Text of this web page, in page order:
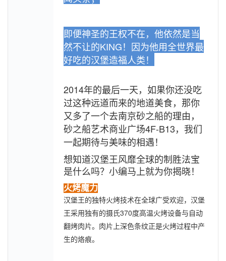
即便神圣的王权不在，他依然是当
然不让的KING ！因为他用全世界最
好吃的汉堡造福人类！
2014年的最后一天，如果你还没吃
过这种远道而来的地道美食，那你
又多了一个去南京砂之船的理由，
砂之船艺术商业广场4F-B13，我们
一起期待与美味的相遇！
想知道汉堡王风靡全球的制胜法宝
是什么吗？小编马上就为你揭晓！
火烤魔力
汉堡王的独特火烤技术在全球广受欢迎，汉堡
王采用独有的摄氏370度高温火烤设备与自动
翻烤肉片。肉片上深色条纹正是火烤过程中产
生的烙痕。